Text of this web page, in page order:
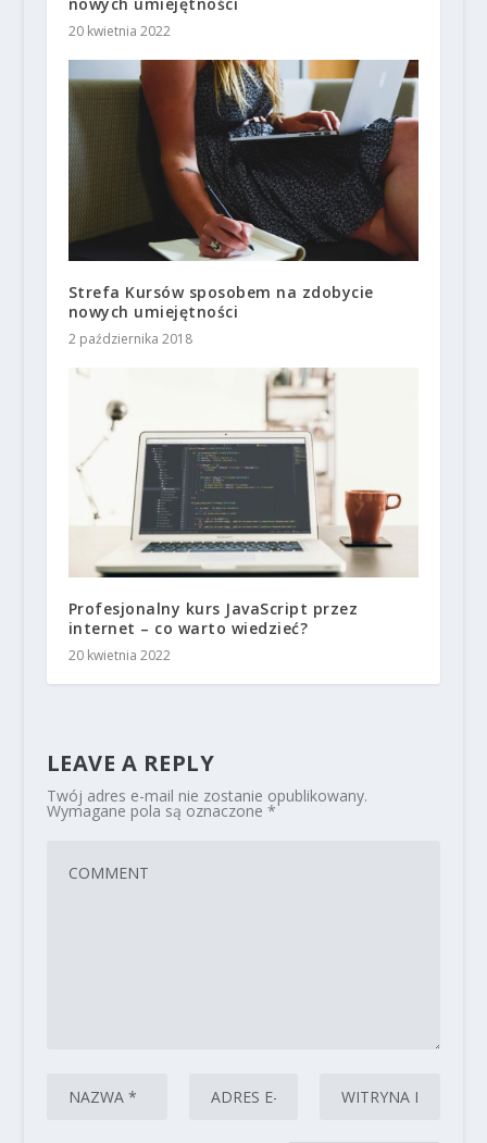
20 kwietnia 2022
Strefa Kursów sposobem na zdobycie
nowych umiejętności
2 października 2018
Profesjonalny kurs JavaScript przez
internet – co warto wiedzieć?
20 kwietnia 2022
LEAVE A REPLY
Twój adres e-mail nie zostanie opublikowany.
Wymagane pola są oznaczone *